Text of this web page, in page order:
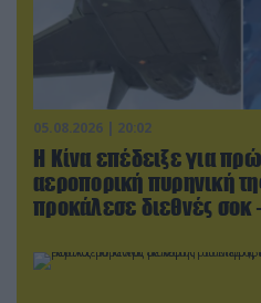
05.08.2026 | 20:02
Η Κίνα επέδειξε για
αεροπορική πυρηνική
προκάλεσε διεθνές σοκ